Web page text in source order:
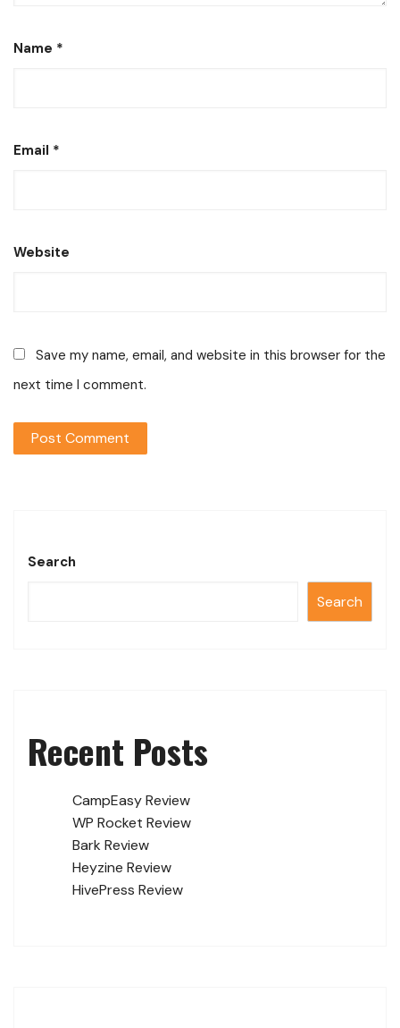
Name *
Email *
Website
Save my name, email, and website in this browser for the
next time I comment.
Search
Search
Recent Posts
CampEasy Review
WP Rocket Review
Bark Review
Heyzine Review
HivePress Review